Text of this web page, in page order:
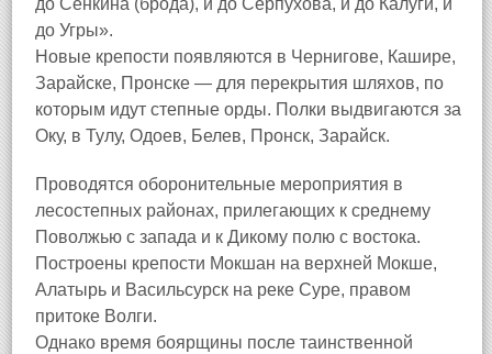
до Сенкина (брода), и до Серпухова, и до Калуги, и
до Угры».
Новые крепости появляются в Чернигове, Кашире,
Зарайске, Пронске — для перекрытия шляхов, по
которым идут степные орды. Полки выдвигаются за
Оку, в Тулу, Одоев, Белев, Пронск, Зарайск.
Проводятся оборонительные мероприятия в
лесостепных районах, прилегающих к среднему
Поволжью с запада и к Дикому полю с востока.
Построены крепости Мокшан на верхней Мокше,
Алатырь и Васильсурск на реке Суре, правом
притоке Волги.
Однако время боярщины после таинственной